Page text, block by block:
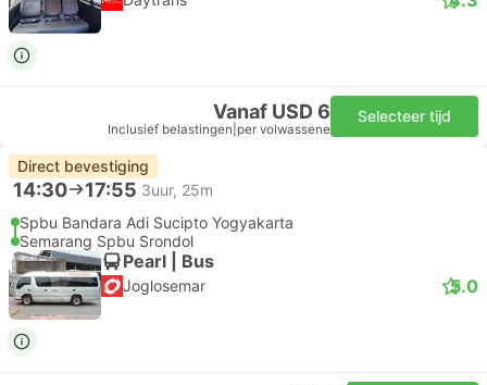
Vanaf USD 6
Inclusief belastingen per volwassene
Selecteer tijd
Direct bevestiging
14:30 17:55 3uur, 25m
Spbu Bandara Adi Sucipto Yogyakarta
Semarang Spbu Srondol
Pearl | Bus
Joglosemar 5.0